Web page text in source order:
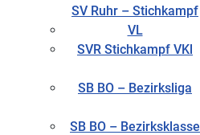
SV Ruhr – Stichkampf
VL
SVR Stichkampf VKl
SB BO – Bezirksliga
SB BO – Bezirksklasse